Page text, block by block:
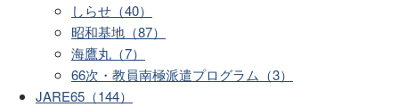
しらせ（40）
昭和基地（87）
海鷹丸（7）
66次・教員南極派遣プログラム（3）
JARE65（144）